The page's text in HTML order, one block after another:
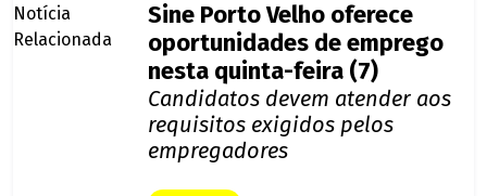
Sine Porto Velho oferece
oportunidades de emprego
nesta quinta-feira (7)
Candidatos devem atender aos
requisitos exigidos pelos
empregadores